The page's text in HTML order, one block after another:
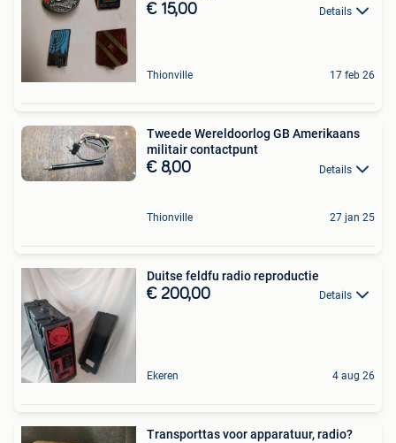
€ 15,00 Details
Thionville 17 feb 26
Tweede Wereldoorlog GB Amerikaans
militair contactpunt
€ 8,00 Details
Thionville 27 jan 25
Duitse feldfu radio reproductie
€ 200,00 Details
Ekeren 4 aug 26
Transporttas voor apparatuur, radio?